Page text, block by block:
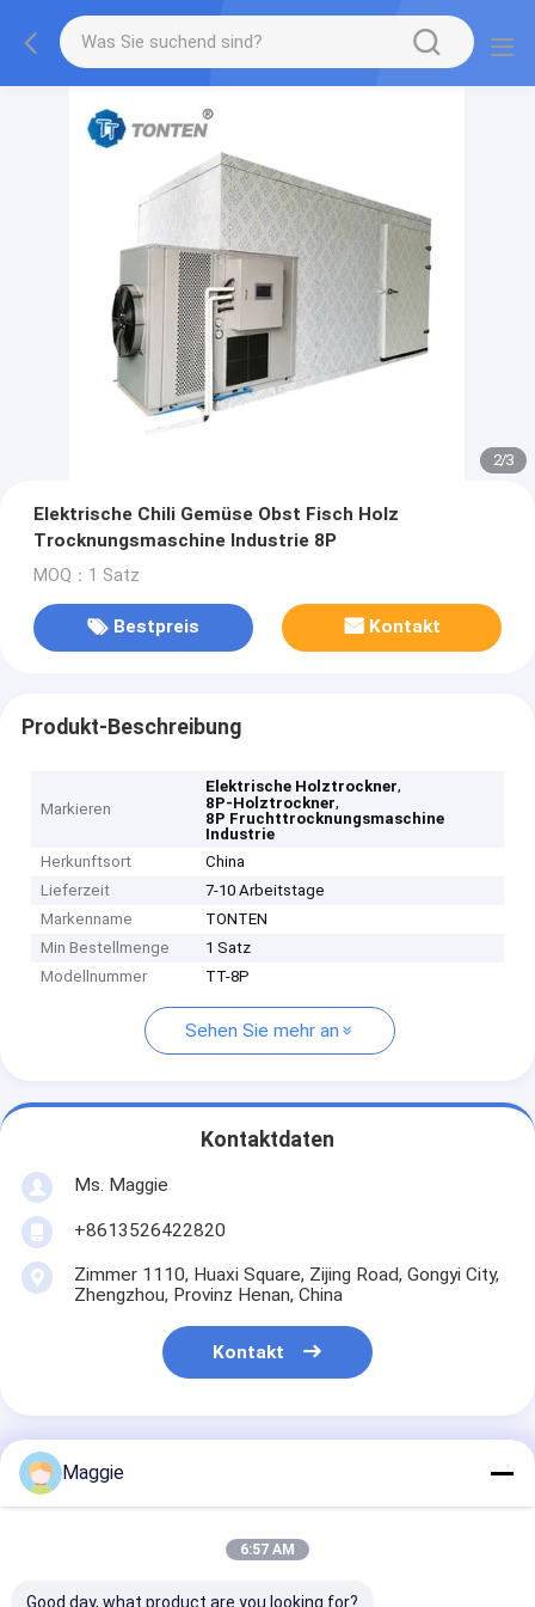
2/3
Elektrische Chili Gemüse Obst Fisch Holz
Trocknungsmaschine Industrie 8P
MOQ：1 Satz
Bestpreis Kontakt
Produkt-Beschreibung
Markieren
Elektrische Holztrockner,
8P-Holztrockner,
8P Fruchttrocknungsmaschine
Industrie
Herkunftsort
China
Lieferzeit
7-10 Arbeitstage
Markenname
TONTEN
Min Bestellmenge
1 Satz
Modellnummer
TT-8P
Sehen Sie mehr an
Kontaktdaten
Ms. Maggie
+8613526422820
Zimmer 1110, Huaxi Square, Zijing Road, Gongyi City,
Zhengzhou, Provinz Henan, China
Kontakt
Erhalten Sie Den Besten Preis Für
Elektrische Chili Gemüse
Maggie
6:57 AM
Good day, what product are you looking for?